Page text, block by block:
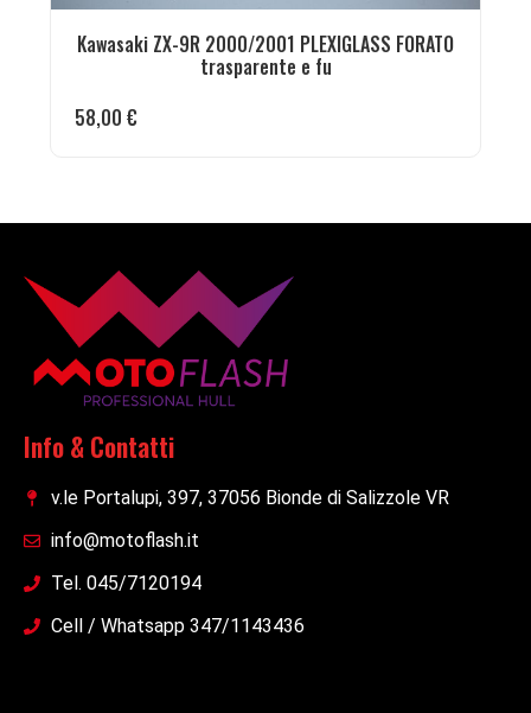
Kawasaki ZX-9R 2000/2001 PLEXIGLASS FORATO
trasparente e fu
58,00 €
Info & Contatti
v.le Portalupi, 397, 37056 Bionde di Salizzole VR
info@motoflash.it
Tel. 045/7120194
Cell / Whatsapp 347/1143436